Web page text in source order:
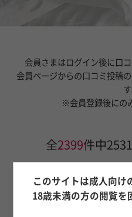
会員さまはログイン後に口
会員ページからの口コミ投稿
す
※会員登録後にの
全2399件中
現在口コミはありません
前へ 1
....
230
このサイトは成人向け
18歳未満の方の閲覧を